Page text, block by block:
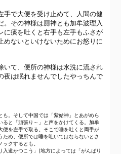
手で大便を受け止めて、人間の健
。その神様は厠神とも加牟波理入
に痰を吐くと右手も左手もふさが
めないといけないためにお怒りに
いて、便所の神様は水洗に流され
夜は眠れませんでしたやっちんで
。そして中国では「紫姑神」とあがめら
と「頑張り～」と声をかけてくる。加牟
を左手で取る。そこで唾を吐くと両手が
め、便所では唾を吐いてはならないとさ
クするとも。
道かつこう」(地方によっては「がんばり